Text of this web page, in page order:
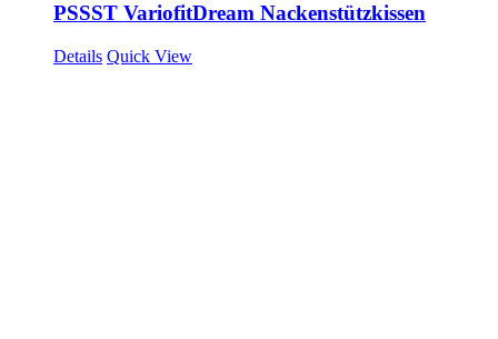
PSSST VariofitDream Nackenstützkissen
Details Quick View